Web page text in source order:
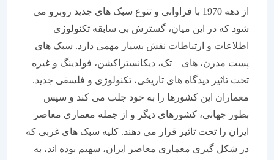
از دهه 1970 با فراوانی و تنوع سبک های جدید روبرو می
شود که در این میان، گسترش بی سابقه تکنولوژی
اطلاعات و ارتباطات نقش بسیار مهمی دارد. سبک های
پست مدرن، های – تک، دیکانستراکشن، فولدینگ و غیره
تحت تاثیر دیدگاه های تاریخی، تکنولوژی و فلسفی جدید.
معماران این کشورها را به خود جلب می کند و سپس
بطور جهانی، کشورهای دیگر و از جمله معماری معاصر
ایران را تحت تاثیر قرار می دهند. کلیه سبک های غربی که
در شکل گیری معماری معاصر ایران، سهیم بوده اند، به